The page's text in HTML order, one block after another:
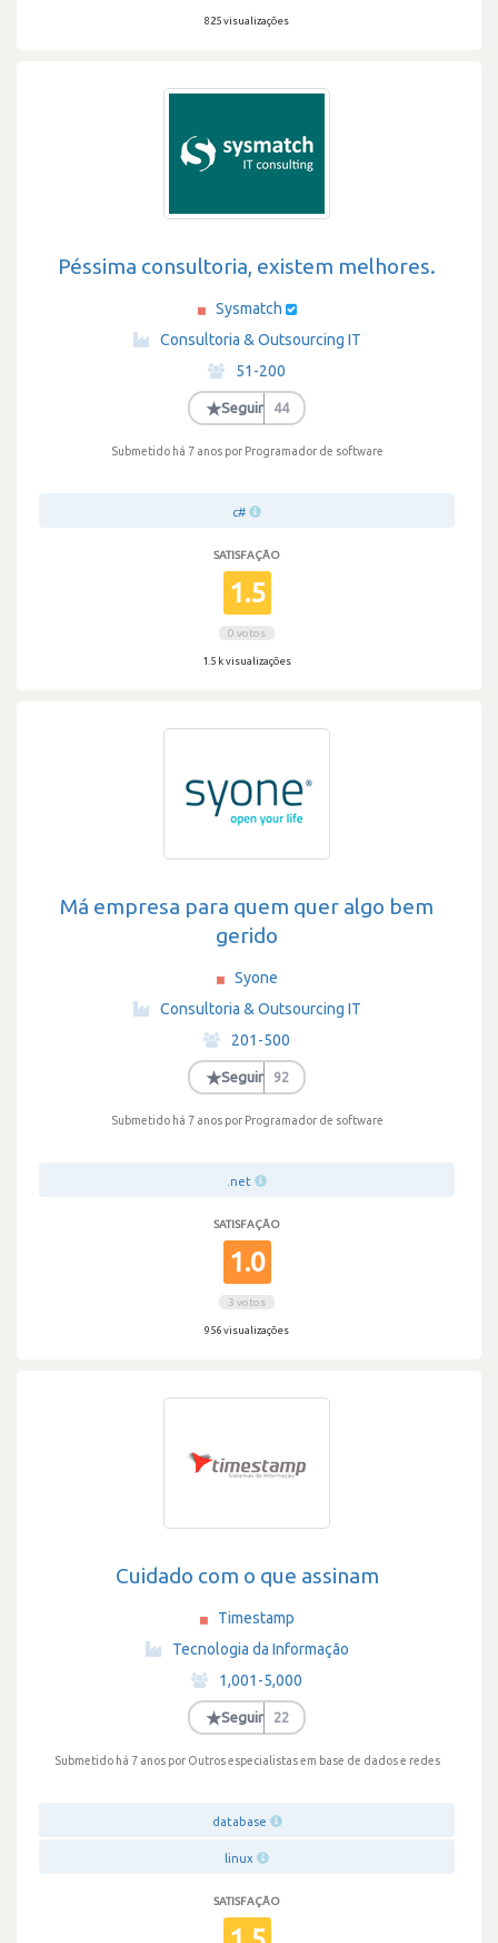
825 visualizações
Péssima consultoria, existem melhores.
Sysmatch
·
Consultoria & Outsourcing IT
·
51-200
·
★Seguir 44
Submetido há 7 anos por Programador de software
c#
SATISFAÇÃO
1.5
0 votos
1.5 k visualizações
Má empresa para quem quer algo bem
gerido
Syone
·
Consultoria & Outsourcing IT
·
201-500
·
★Seguir 92
Submetido há 7 anos por Programador de software
.net
SATISFAÇÃO
1.0
3 votos
956 visualizações
Cuidado com o que assinam
Timestamp
Tecnologia da Informação
·
1,001-5,000
·
★Seguir 22
Submetido há 7 anos por Outros especialistas em base de dados e redes
database
linux
SATISFAÇÃO